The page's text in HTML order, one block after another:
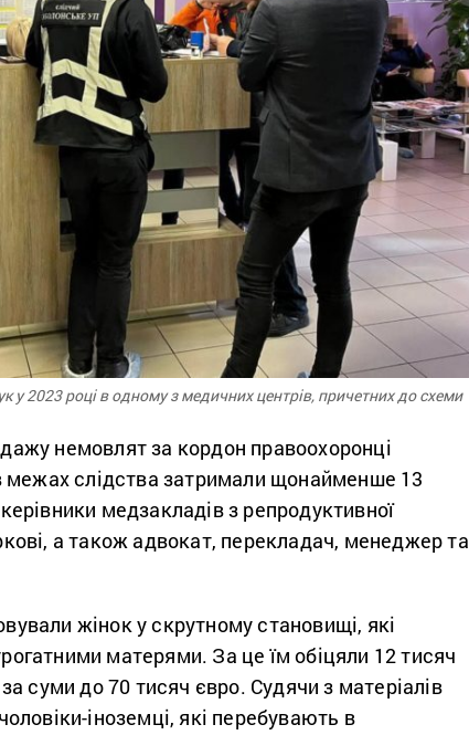
у 2023 році в одному з медичних центрів, причетних до схеми
немовлят за кордон правоохоронці
межах слідства затримали щонайменше 13
медзакладів з репродуктивної
а також адвокат, перекладач, менеджер та
жінок у скрутному становищі, які
матерями. За це їм обіцяли 12 тисяч
суми до 70 тисяч євро. Судячи з матеріалів
іноземці, які перебувають в